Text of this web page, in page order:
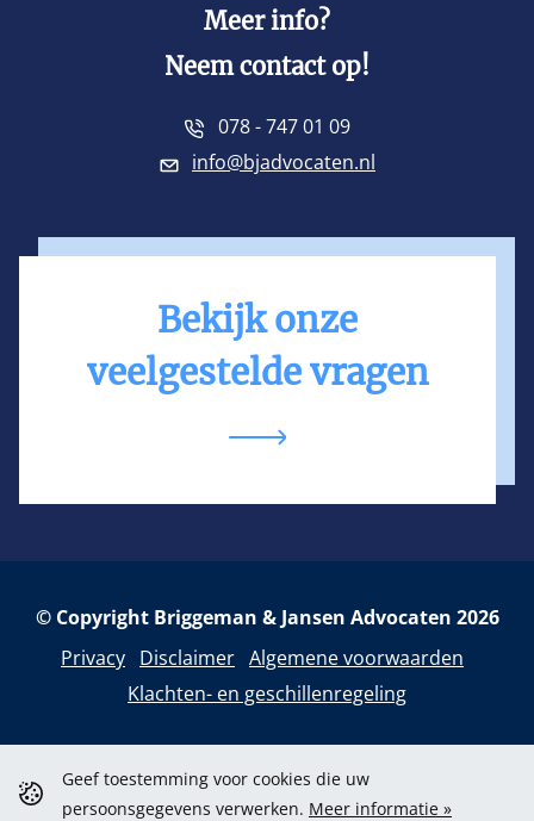
Geef toestemming voor cookies die uw
persoonsgegevens verwerken. Meer informatie »
Meer info?
Neem contact op!
078 - 747 01 09
info@bjadvocaten.nl
Bekijk onze
veelgestelde vragen
© Copyright Briggeman & Jansen Advocaten 2026
Privacy Disclaimer Algemene voorwaarden
Klachten- en geschillenregeling
KVK: 59324147